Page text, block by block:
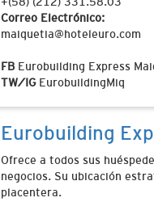
Correo Electrónico:
maiquetia@hoteleuro.com
FB Eurobuilding Express
TW/IGEurobuildingMiq
Eurobuilding
Ofrece a todos sus
negocios. Su ubicación
placentera.